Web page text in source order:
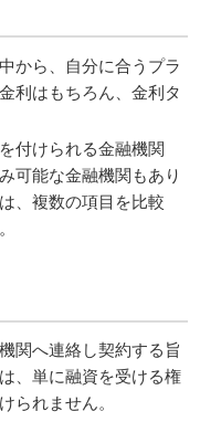
から、自分に合うプラ
利はもちろん、金利タ
付けられる金融機関
可能な金融機関もあり
、複数の項目を比較
関へ連絡し契約する旨
、単に融資を受ける権
られません。